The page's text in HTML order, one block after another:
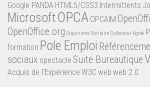
Google PANDA HTML5/CSS3 Intermittents
MicrosoftOPCA OPCAIM
OpenOffice.org Organisme Paritaire Collecteur Agréé
formation Pole Emploi
sociaux spectacle Suite Bureautique
Acquis de l’Expérience W3C web web 2.0